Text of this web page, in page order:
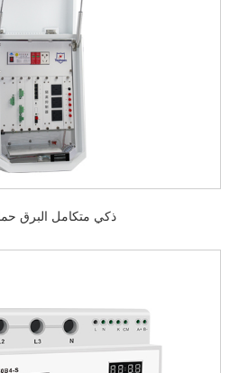
ذكي متكامل البرق